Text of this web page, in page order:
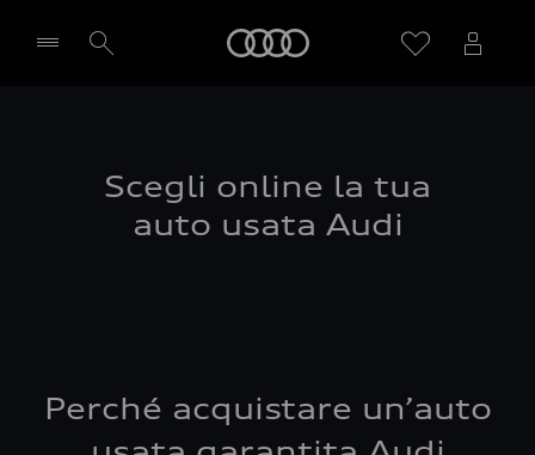
Scegli online la tua
auto usata Audi
Perché acquistare un’auto